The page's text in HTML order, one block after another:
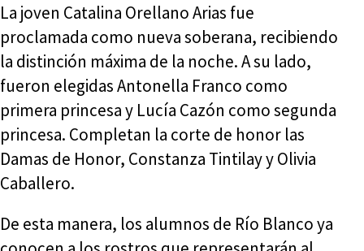
La joven Catalina Orellano Arias fue
proclamada como nueva soberana, recibiendo
la distinción máxima de la noche. A su lado,
fueron elegidas Antonella Franco como
primera princesa y Lucía Cazón como segunda
princesa. Completan la corte de honor las
Damas de Honor, Constanza Tintilay y Olivia
Caballero.
De esta manera, los alumnos de Río Blanco ya